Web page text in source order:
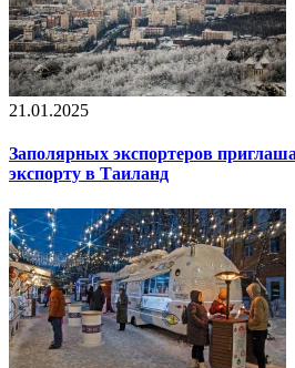
21.01.2025
Заполярных экспортеров
экспорту в Таиланд